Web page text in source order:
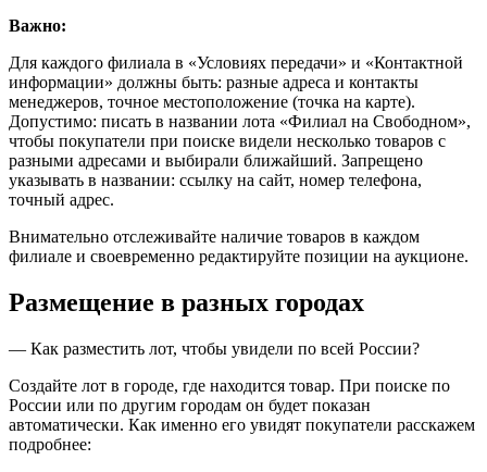
Важно:
Для каждого филиала в «Условиях передачи» и «Контактной
информации» должны быть: разные адреса и контакты
менеджеров, точное местоположение (точка на карте).
Допустимо: писать в названии лота «Филиал на Свободном»,
чтобы покупатели при поиске видели несколько товаров с
разными адресами и выбирали ближайший. Запрещено
указывать в названии: ссылку на сайт, номер телефона,
точный адрес.
Внимательно отслеживайте наличие товаров в каждом
филиале и своевременно редактируйте позиции на аукционе.
Размещение в разных городах
— Как разместить лот, чтобы увидели по всей России?
Создайте лот в городе, где находится товар. При поиске по
России или по другим городам он будет показан
автоматически. Как именно его увидят покупатели расскажем
подробнее: